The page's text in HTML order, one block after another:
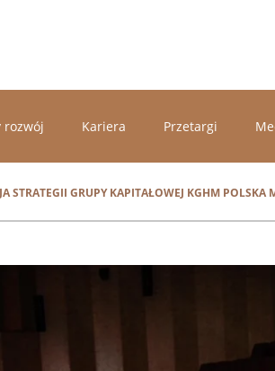
rozwój Kariera Przetargi
STRATEGII GRUPY KAPITAŁOWEJ KGHM POLSKA